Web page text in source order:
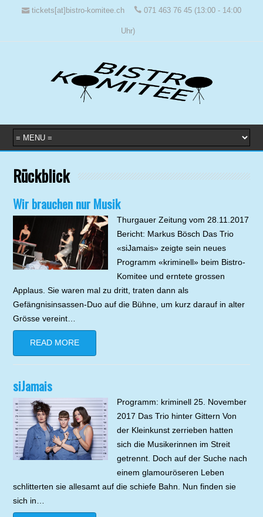
tickets[at]bistro-komitee.ch 071 463 76 45 (13:00 - 14:00
Uhr)
Rückblick
Wir brauchen nur Musik
Thurgauer Zeitung vom 28.11.2017
Bericht: Markus Bösch Das Trio
«siJamais» zeigte sein neues
Programm «kriminell» beim Bistro-
Komitee und erntete grossen
Applaus. Sie waren mal zu dritt, traten dann als
Gefängnisinsassen-Duo auf die Bühne, um kurz darauf in alter
Grösse vereint…
READ MORE
siJamais
Programm: kriminell 25. November
2017 Das Trio hinter Gittern Von
der Kleinkunst zerrieben hatten
sich die Musikerinnen im Streit
getrennt. Doch auf der Suche nach
einem glamouröseren Leben
schlitterten sie allesamt auf die schiefe Bahn. Nun finden sie
sich in…